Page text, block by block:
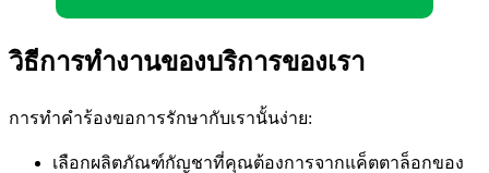
วิธีการทำงานของบริการของเรา
การทำคำร้องขอการรักษากับเรานั้นง่าย:
เลือกผลิตภัณฑ์กัญชาที่คุณต้องการจากแค็ตตาล็อกของ